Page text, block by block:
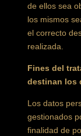
de ellos sea
los mismos
el correcto
realizada.
Fines del
destinan los
Los datos
gestionados
finalidad de